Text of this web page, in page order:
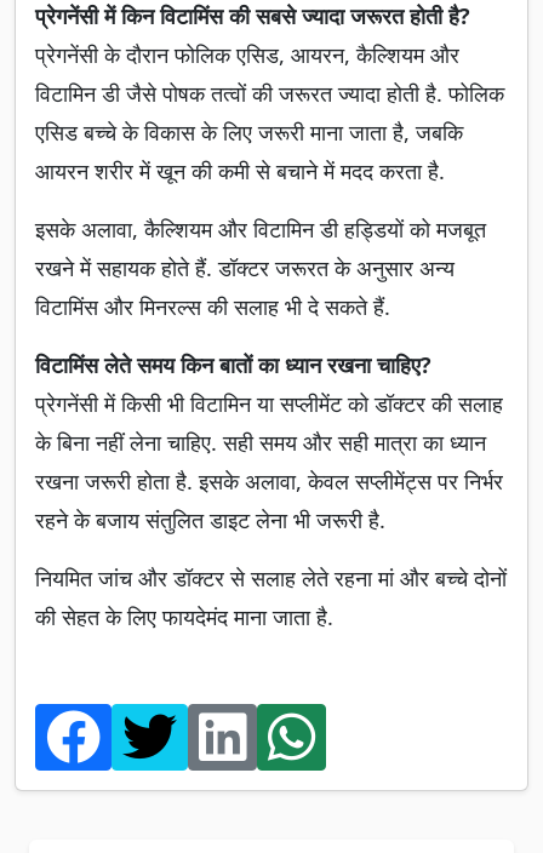
प्रेगनेंसी में किन विटामिंस की सबसे ज्यादा जरूरत होती है?
प्रेगनेंसी के दौरान फोलिक एसिड, आयरन, कैल्शियम और
विटामिन डी जैसे पोषक तत्वों की जरूरत ज्यादा होती है. फोलिक
एसिड बच्चे के विकास के लिए जरूरी माना जाता है, जबकि
आयरन शरीर में खून की कमी से बचाने में मदद करता है.
इसके अलावा, कैल्शियम और विटामिन डी हड्डियों को मजबूत
रखने में सहायक होते हैं. डॉक्टर जरूरत के अनुसार अन्य
विटामिंस और मिनरल्स की सलाह भी दे सकते हैं.
विटामिंस लेते समय किन बातों का ध्यान रखना चाहिए?
प्रेगनेंसी में किसी भी विटामिन या सप्लीमेंट को डॉक्टर की सलाह
के बिना नहीं लेना चाहिए. सही समय और सही मात्रा का ध्यान
रखना जरूरी होता है. इसके अलावा, केवल सप्लीमेंट्स पर निर्भर
रहने के बजाय संतुलित डाइट लेना भी जरूरी है.
नियमित जांच और डॉक्टर से सलाह लेते रहना मां और बच्चे दोनों
की सेहत के लिए फायदेमंद माना जाता है.